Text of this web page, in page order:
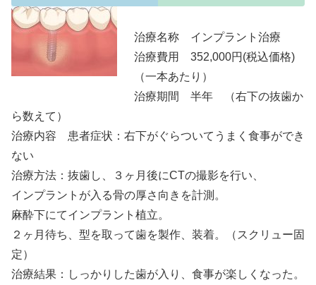
治療名称 インプラント治療
治療費用 352,000円(税込価格)
（一本あたり）
治療期間 半年 （右下の抜歯か
ら数えて）
治療内容 患者症状：右下がぐらついてうまく食事ができ
ない
治療方法：抜歯し、３ヶ月後にCTの撮影を行い、
インプラントが入る骨の厚さ向きを計測。
麻酔下にてインプラント植立。
２ヶ月待ち、型を取って歯を製作、装着。（スクリュー固
定）
治療結果：しっかりした歯が入り、食事が楽しくなった。